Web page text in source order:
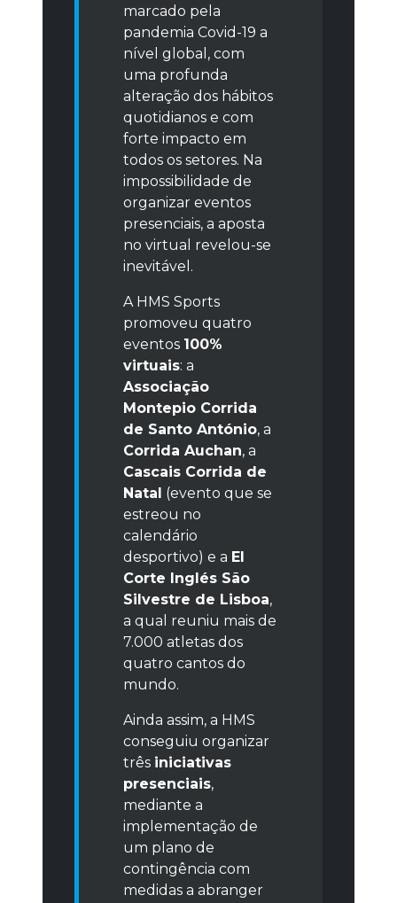
marcado pela
pandemia Covid-19 a
nível global, com
uma profunda
alteração dos hábitos
quotidianos e com
forte impacto em
todos os setores. Na
impossibilidade de
organizar eventos
presenciais, a aposta
no virtual revelou-se
inevitável.
A HMS Sports
promoveu quatro
eventos 100%
virtuais: a
Associação
Montepio Corrida
de Santo António, a
Corrida Auchan, a
Cascais Corrida de
Natal (evento que se
estreou no
calendário
desportivo) e a El
Corte Inglés São
Silvestre de Lisboa,
a qual reuniu mais de
7.000 atletas dos
quatro cantos do
mundo.
Ainda assim, a HMS
conseguiu organizar
três iniciativas
presenciais,
mediante a
implementação de
um plano de
contingência com
medidas a abranger